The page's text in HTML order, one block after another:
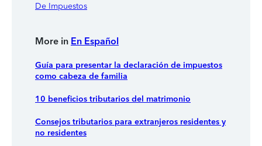
De Impuestos
More in En Español
Guía para presentar la declaración de impuestos
como cabeza de familia
10 beneficios tributarios del matrimonio
Consejos tributarios para extranjeros residentes y
no residentes